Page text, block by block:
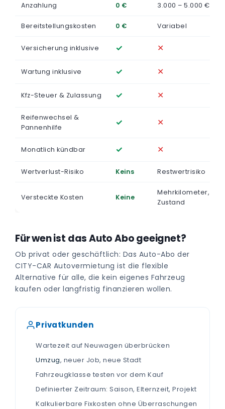
Anzahlung 0 € 3.000 – 5.000 €
Bereitstellungskosten 0 € Variabel
Versicherung inklusive ✓ ✕
Wartung inklusive ✓ ✕
Kfz-Steuer & Zulassung ✓ ✕
Reifenwechsel &
Pannenhilfe
✓ ✕
Monatlich kündbar ✓ ✕
Wertverlust-Risiko Keins Restwertrisiko
Versteckte Kosten Keine
Mehrkilometer,
Zustand
Für wen ist das Auto Abo geeignet?
Ob privat oder geschäftlich: Das Auto-Abo der
CITY-CAR Autovermietung ist die flexible
Alternative für alle, die kein eigenes Fahrzeug
kaufen oder langfristig finanzieren wollen.
Privatkunden
Wartezeit auf Neuwagen überbrücken
Umzug, neuer Job, neue Stadt
Fahrzeugklasse testen vor dem Kauf
Definierter Zeitraum: Saison, Elternzeit, Projekt
Kalkulierbare Fixkosten ohne Überraschungen